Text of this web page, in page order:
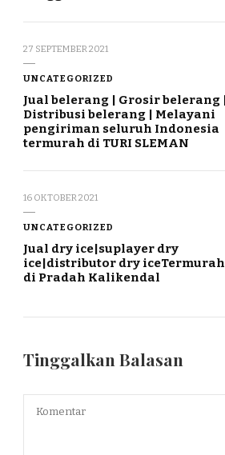
27 SEPTEMBER 2021
UNCATEGORIZED
Jual belerang | Grosir belerang |
Distribusi belerang | Melayani
pengiriman seluruh Indonesia
termurah di TURI SLEMAN
16 OKTOBER 2021
UNCATEGORIZED
Jual dry ice|suplayer dry
ice|distributor dry iceTermurah
di Pradah Kalikendal
Tinggalkan Balasan